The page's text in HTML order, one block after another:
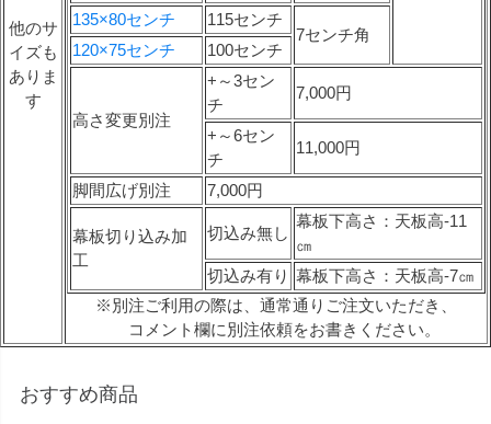
他のサ
イズも
ありま
す
135×80センチ
115センチ
7センチ角
120×75センチ
100センチ
高さ変更別注
+～3セン
チ
7,000円
+～6セン
チ
11,000円
脚間広げ別注 7,000円
幕板切り込み加
工
切込み無し
幕板下高さ：天板高-11
㎝
切込み有り 幕板下高さ：天板高-7㎝
※別注ご利用の際は、通常通りご注文いただき、
コメント欄に別注依頼をお書きください。
おすすめ商品